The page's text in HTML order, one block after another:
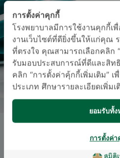
พญ. กนกกาญจน์
การตั้งค่าคุกกี้
โรงพยาบาลมีการใช้งานคุกกี้
งานเว็บไซต์ที่ดียิ่งขึ้นให้แก่คุณ
ที่ตรงใจ คุณสามารถเลือกคลิก
รับมอบประสบการณ์ที่ดีและสิท
คลิก “การตั้งค่าคุ้กกี้เพิ่มเติม” เ
ประเภท ศึกษารายละเอียดเพิ่มเ
ยอมรับทั้ง
การตั้งค่า